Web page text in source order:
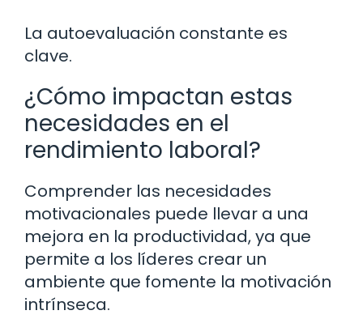
La autoevaluación constante es
clave.
¿Cómo impactan estas
necesidades en el
rendimiento laboral?
Comprender las necesidades
motivacionales puede llevar a una
mejora en la productividad, ya que
permite a los líderes crear un
ambiente que fomente la motivación
intrínseca.